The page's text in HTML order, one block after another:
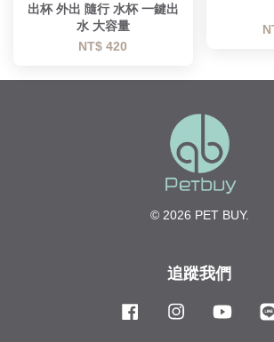
出杯 外出 隨行 水杯 一鍵出
水 大容量
NT$ 420
© 2026 PET BUY.
追蹤我們
Facebook Instagram